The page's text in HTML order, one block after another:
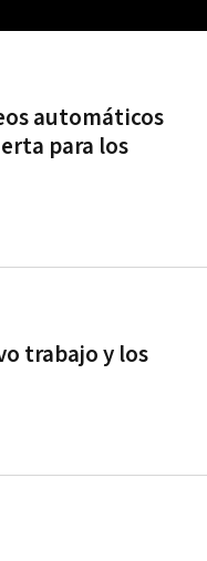
automáticos
para los
trabajo y los